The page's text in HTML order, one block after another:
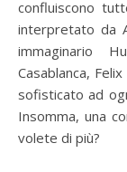
confluiscono
interpretato da
immaginario
Casablanca,
sofisticato ad
Insomma, una
volete di più?